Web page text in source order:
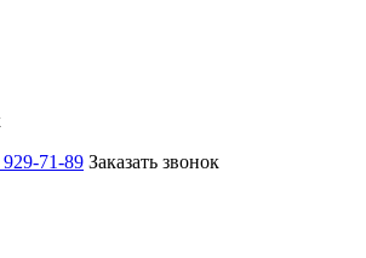
71-89 Заказать звонок